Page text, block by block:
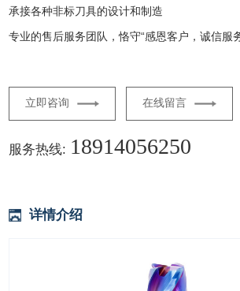
承接各种非标刀具的设计和制造
专业的售后服务团队，恪守“感恩客户，诚信服
立即咨询 在线留言
服务热线: 18914056250
详情介绍